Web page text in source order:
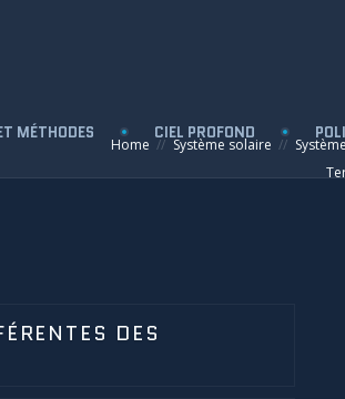
MÉTHODES CIEL PROFOND
Home Système solaire
DES